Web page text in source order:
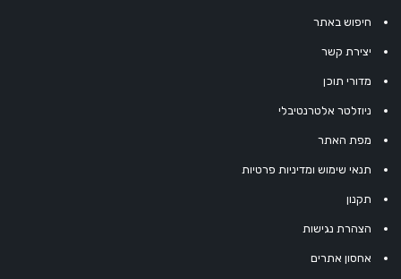
חיפוש באתר
יצירת קשר
מדורי תוכן
ניוזלטר אלטרנטיבלי
מפת האתר
תנאי שימוש ומדיניות פרטיות
תקנון
הצהרת נגישות
אחסון אתרים